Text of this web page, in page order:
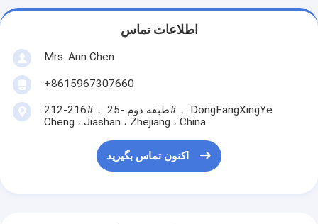
اطلاعات تماس
Mrs. Ann Chen
+8615967307660
212-216#， طبقه دوم -25#， DongFangXingYe
Cheng ، Jiashan ، Zhejiang ، China
اکنون تماس بگیرید